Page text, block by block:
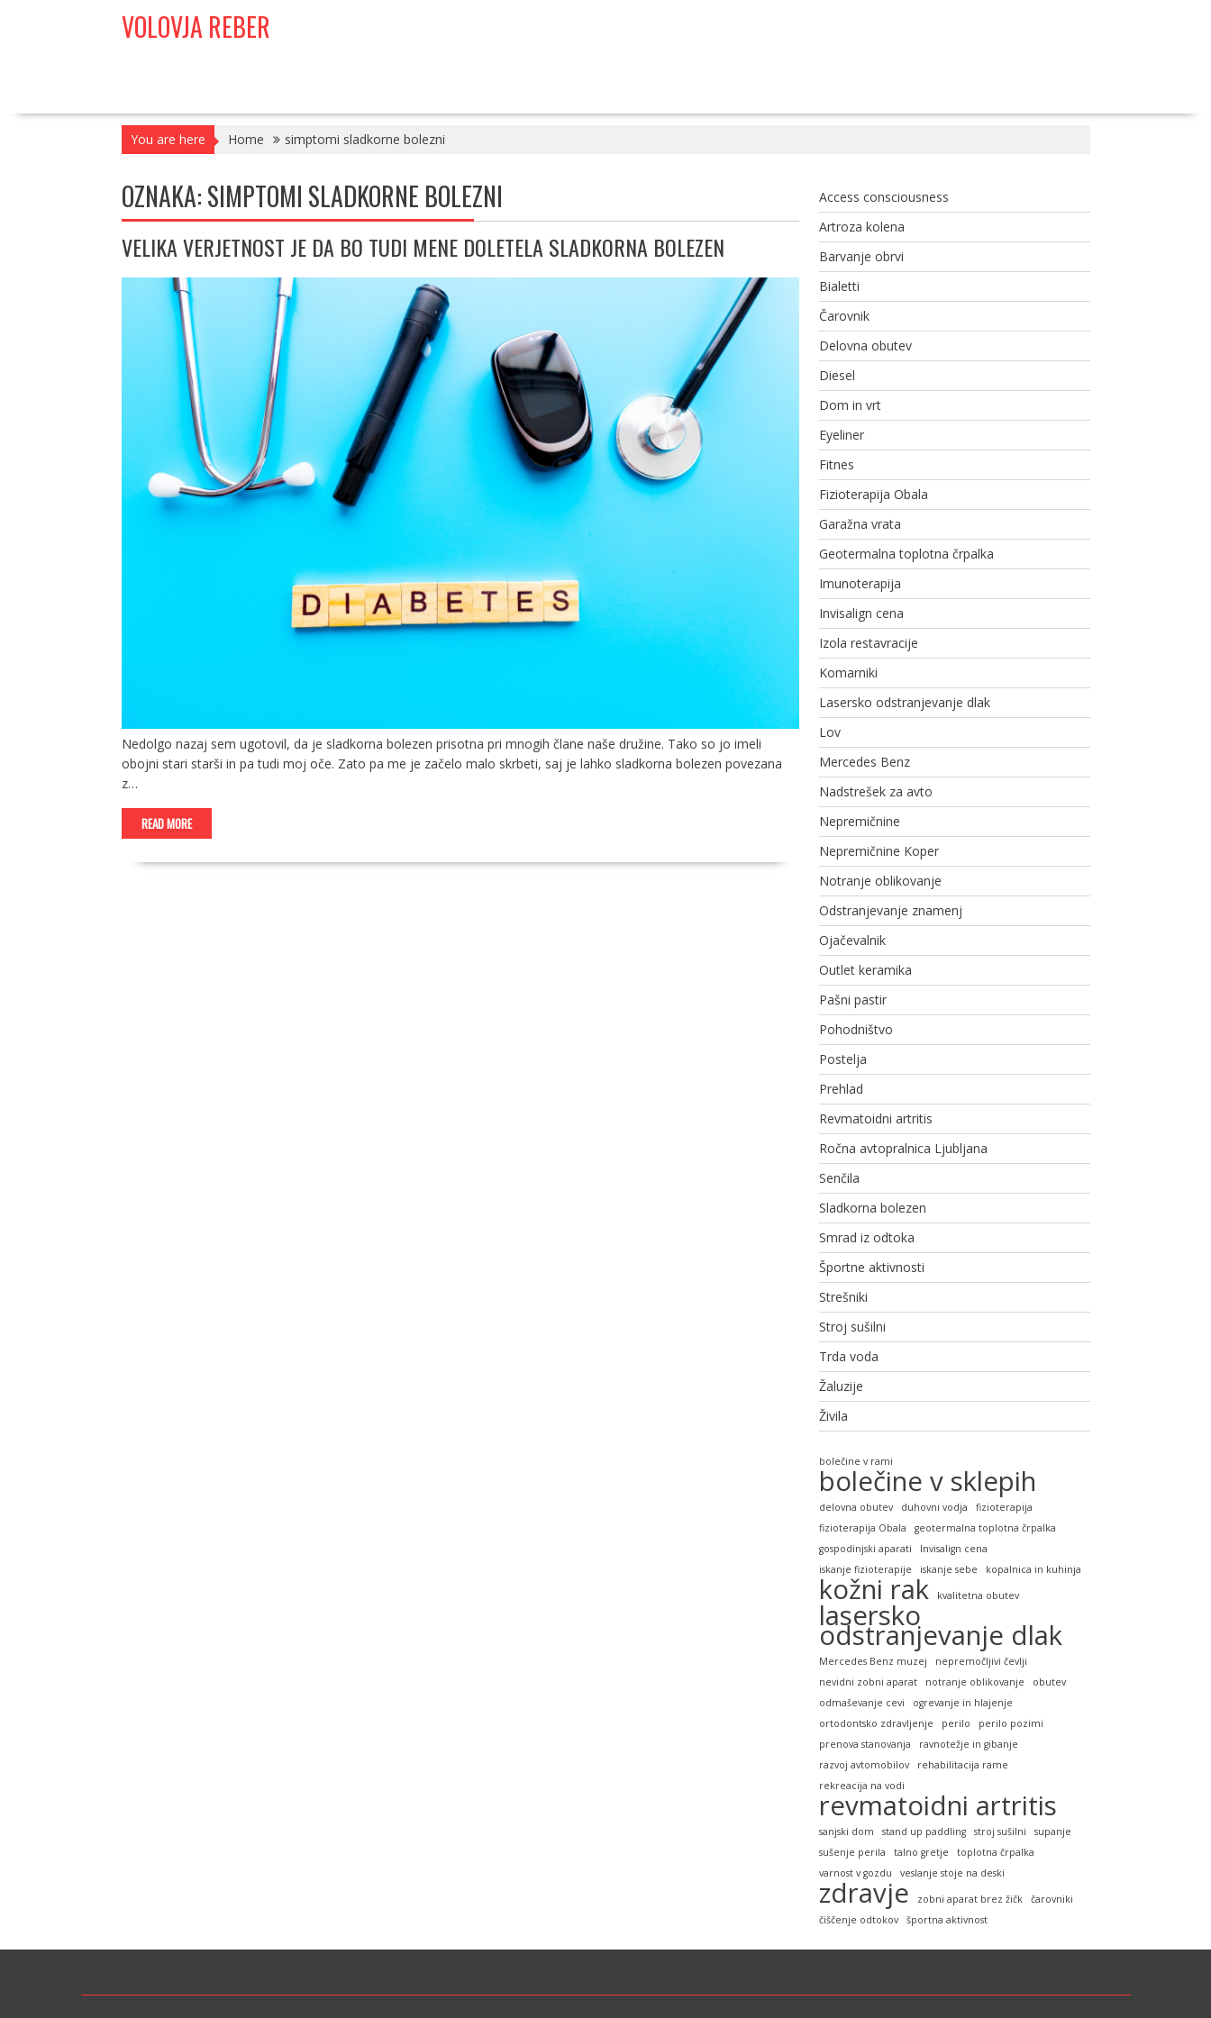
VOLOVJA REBER
You are here Home simptomi sladkorne bolezni
OZNAKA:SIMPTOMI SLADKORNE BOLEZNI
VELIKA VERJETNOST JE DA BO TUDI MENE DOLETELA SLADKORNA BOLEZEN
Nedolgo nazaj sem ugotovil, da je sladkorna bolezen prisotna pri mnogih člane naše družine. Tako so jo imeli
obojni stari starši in pa tudi moj oče. Zato pa me je začelo malo skrbeti, saj je lahko sladkorna bolezen povezana
z…
READ MORE
Access consciousness
Artroza kolena
Barvanje obrvi
Bialetti
Čarovnik
Delovna obutev
Diesel
Dom in vrt
Eyeliner
Fitnes
Fizioterapija Obala
Garažna vrata
Geotermalna toplotna črpalka
Imunoterapija
Invisalign cena
Izola restavracije
Komarniki
Lasersko odstranjevanje dlak
Lov
Mercedes Benz
Nadstrešek za avto
Nepremičnine
Nepremičnine Koper
Notranje oblikovanje
Odstranjevanje znamenj
Ojačevalnik
Outlet keramika
Pašni pastir
Pohodništvo
Postelja
Prehlad
Revmatoidni artritis
Ročna avtopralnica Ljubljana
Senčila
Sladkorna bolezen
Smrad iz odtoka
Športne aktivnosti
Strešniki
Stroj sušilni
Trda voda
Žaluzije
Živila
bolečine v rami
bolečine v sklepih
delovna obutev duhovni vodja
fizioterapija
fizioterapija Obala
geotermalna toplotna črpalka
gospodinjski aparati
Invisalign cena
iskanje fizioterapije
iskanje sebe kopalnica in kuhinja
kožni rak kvalitetna obutev
lasersko
odstranjevanje dlak
Mercedes Benz muzej
nepremočljivi čevlji
nevidni zobni aparat
notranje oblikovanje
obutev
odmaševanje cevi
ogrevanje in hlajenje
ortodontsko zdravljenje
perilo
perilo pozimi
prenova stanovanja
ravnotežje in gibanje
razvoj avtomobilov
rehabilitacija rame
rekreacija na vodi
revmatoidni artritis
sanjski dom stand up paddling stroj sušilni
supanje
sušenje perila
talno gretje
toplotna črpalka
varnost v gozdu
veslanje stoje na deski
zdravje zobni aparat brez žičk
čarovniki
čiščenje odtokov
športna aktivnost